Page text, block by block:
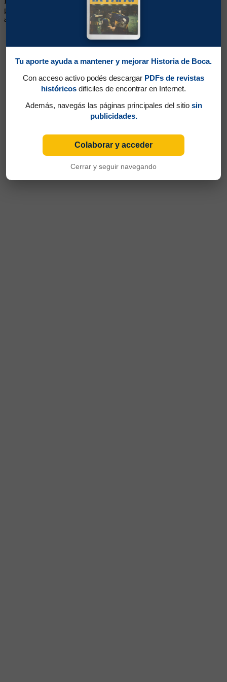
para reforzar al campeón de 1931. Tuvo un buen rendimiento en el
año del campeonato. Luego volvió a Platense
Tu aporte ayuda a mantener y mejorar Historia de Boca.
Con acceso activo podés descargar PDFs de revistas
históricos difíciles de encontrar en Internet.
Además, navegás las páginas principales del sitio sin
publicidades.
Colaborar y acceder
Cerrar y seguir navegando